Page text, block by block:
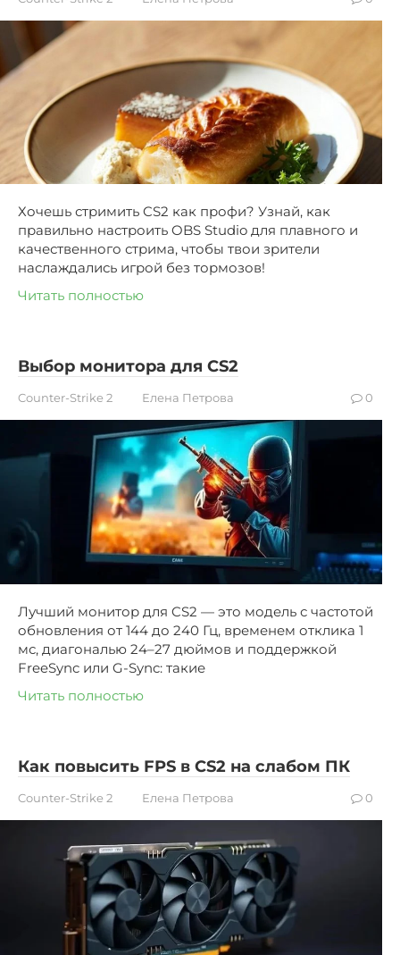
Хочешь стримить CS2 как профи? Узнай, как
правильно настроить OBS Studio для плавного и
качественного стрима, чтобы твои зрители
наслаждались игрой без тормозов!
Читать полностью
Выбор монитора для CS2
Counter-Strike 2 Елена Петрова 0
Лучший монитор для CS2 — это модель с частотой
обновления от 144 до 240 Гц, временем отклика 1
мс, диагональю 24–27 дюймов и поддержкой
FreeSync или G-Sync: такие
Читать полностью
Как повысить FPS в CS2 на слабом ПК
Counter-Strike 2 Елена Петрова 0